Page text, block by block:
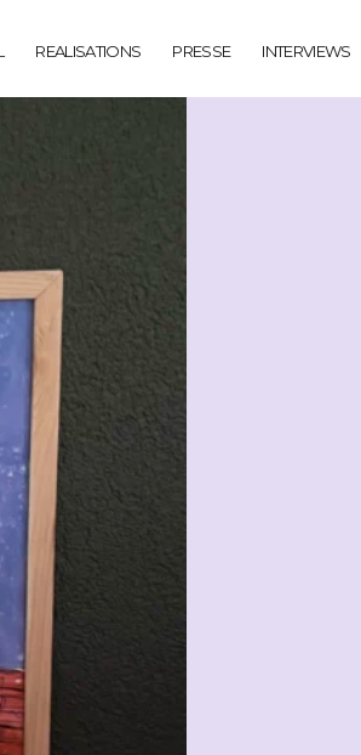
REALISATIONS PRESSE INTERVIEWS